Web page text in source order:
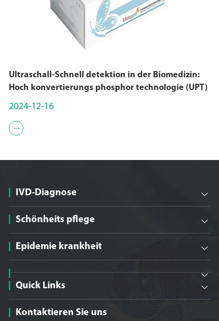
Ultraschall-Schnell detektion in der Biomedizin:
Hoch konvertierungs phosphor technologie (UPT)
2024-12-16

IVD-Diagnose 
Schönheits pflege 
Epidemie krankheit 

Quick Links 
Kontaktieren Sie uns